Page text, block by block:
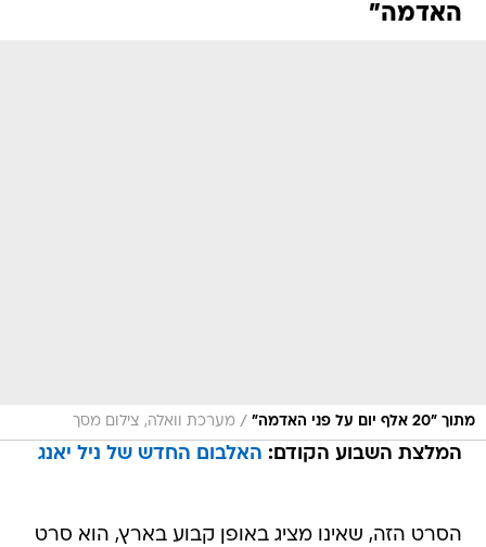
האדמה"
מתוך "20 אלף יום על פני האדמה" / מערכת וואלה, צילום מסך
המלצת השבוע הקודם: האלבום החדש של ניל יאנג
הסרט הזה, שאינו מציג באופן קבוע בארץ, הוא סרט